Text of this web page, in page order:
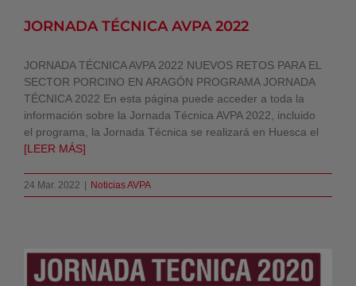
JORNADA TÉCNICA AVPA 2022
JORNADA TÉCNICA AVPA 2022 NUEVOS RETOS PARA EL
SECTOR PORCINO EN ARAGÓN PROGRAMA JORNADA
TÉCNICA 2022 En esta página puede acceder a toda la
información sobre la Jornada Técnica AVPA 2022, incluido
el programa, la Jornada Técnica se realizará en Huesca el
[LEER MÁS]
24 Mar. 2022 | Noticias AVPA